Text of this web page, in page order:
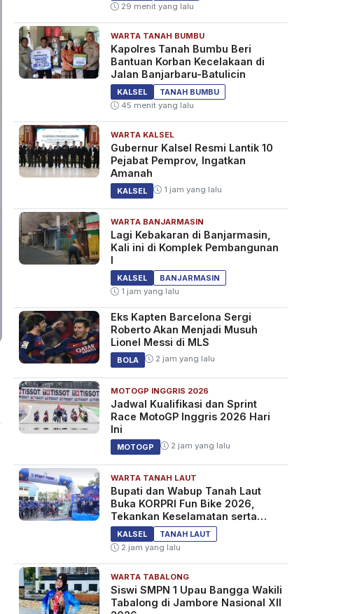
29 menit yang lalu
WARTA TANAH BUMBU
Kapolres Tanah Bumbu Beri
Bantuan Korban Kecelakaan di
Jalan Banjarbaru-Batulicin
KALSEL
TANAH BUMBU
45 menit yang lalu
WARTA KALSEL
Gubernur Kalsel Resmi Lantik 10
Pejabat Pemprov, Ingatkan
Amanah
KALSEL 1 jam yang lalu
WARTA BANJARMASIN
Lagi Kebakaran di Banjarmasin,
Kali ini di Komplek Pembangunan
I
KALSEL
BANJARMASIN
1 jam yang lalu
Eks Kapten Barcelona Sergi
Roberto Akan Menjadi Musuh
Lionel Messi di MLS
BOLA 2 jam yang lalu
MOTOGP INGGRIS 2026
Jadwal Kualifikasi dan Sprint
Race MotoGP Inggris 2026 Hari
Ini
MOTOGP 2 jam yang lalu
WARTA TANAH LAUT
Bupati dan Wabup Tanah Laut
Buka KORPRI Fun Bike 2026,
Tekankan Keselamatan serta
Kebersamaan
KALSEL
TANAH LAUT
2 jam yang lalu
WARTA TABALONG
Siswi SMPN 1 Upau Bangga Wakili
Tabalong di Jambore Nasional XII